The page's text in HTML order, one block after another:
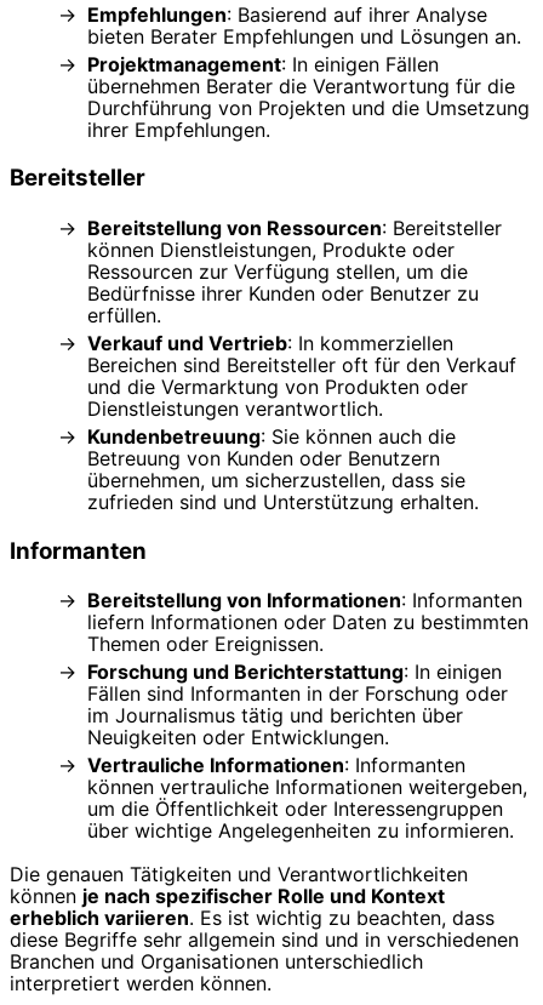
Empfehlungen: Basierend auf ihrer Analyse
bieten Berater Empfehlungen und Lösungen an.
Projektmanagement: In einigen Fällen
übernehmen Berater die Verantwortung für die
Durchführung von Projekten und die Umsetzung
ihrer Empfehlungen.
Bereitsteller
Bereitstellung von Ressourcen: Bereitsteller
können Dienstleistungen, Produkte oder
Ressourcen zur Verfügung stellen, um die
Bedürfnisse ihrer Kunden oder Benutzer zu
erfüllen.
Verkauf und Vertrieb: In kommerziellen
Bereichen sind Bereitsteller oft für den Verkauf
und die Vermarktung von Produkten oder
Dienstleistungen verantwortlich.
Kundenbetreuung: Sie können auch die
Betreuung von Kunden oder Benutzern
übernehmen, um sicherzustellen, dass sie
zufrieden sind und Unterstützung erhalten.
Informanten
Bereitstellung von Informationen: Informanten
liefern Informationen oder Daten zu bestimmten
Themen oder Ereignissen.
Forschung und Berichterstattung: In einigen
Fällen sind Informanten in der Forschung oder
im Journalismus tätig und berichten über
Neuigkeiten oder Entwicklungen.
Vertrauliche Informationen: Informanten
können vertrauliche Informationen weitergeben,
um die Öffentlichkeit oder Interessengruppen
über wichtige Angelegenheiten zu informieren.
Die genauen Tätigkeiten und Verantwortlichkeiten
können je nach spezifischer Rolle und Kontext
erheblich variieren. Es ist wichtig zu beachten, dass
diese Begriffe sehr allgemein sind und in verschiedenen
Branchen und Organisationen unterschiedlich
interpretiert werden können.